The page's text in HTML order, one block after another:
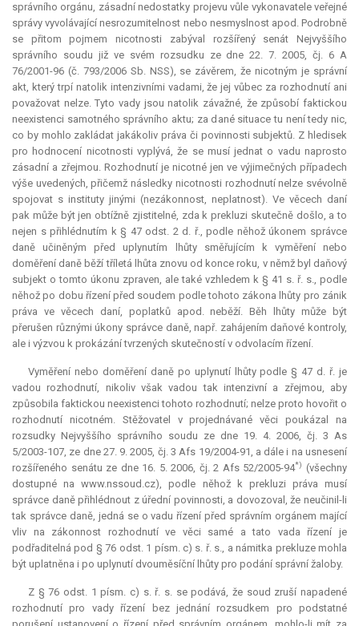
správního orgánu, zásadní nedostatky projevu vůle vykonavatele veřejné
správy vyvolávající nesrozumitelnost nebo nesmyslnost apod. Podrobně
se přitom pojmem nicotnosti zabýval rozšířený senát Nejvyššího
správního soudu již ve svém rozsudku ze dne 22. 7. 2005, čj. 6 A
76/2001-96 (č. 793/2006 Sb. NSS), se závěrem, že nicotným je správní
akt, který trpí natolik intenzivními vadami, že jej vůbec za rozhodnutí ani
považovat nelze. Tyto vady jsou natolik závažné, že způsobí faktickou
neexistenci samotného správního aktu; za dané situace tu není tedy nic,
co by mohlo zakládat jakákoliv práva či povinnosti subjektů. Z hledisek
pro hodnocení nicotnosti vyplývá, že se musí jednat o vadu naprosto
zásadní a zřejmou. Rozhodnutí je nicotné jen ve výjimečných případech
výše uvedených, přičemž následky nicotnosti rozhodnutí nelze svévolně
spojovat s instituty jinými (nezákonnost, neplatnost). Ve věcech daní
pak může být jen obtížně zjistitelné, zda k prekluzi skutečně došlo, a to
nejen s přihlédnutím k § 47 odst. 2 d. ř., podle něhož úkonem správce
daně učiněným před uplynutím lhůty směřujícím k vyměření nebo
doměření daně běží tříletá lhůta znovu od konce roku, v němž byl daňový
subjekt o tomto úkonu zpraven, ale také vzhledem k § 41 s. ř. s., podle
něhož po dobu řízení před soudem podle tohoto zákona lhůty pro zánik
práva ve věcech daní, poplatků apod. neběží. Běh lhůty může být
přerušen různými úkony správce daně, např. zahájením daňové kontroly,
ale i výzvou k prokázání tvrzených skutečností v odvolacím řízení.
Vyměření nebo doměření daně po uplynutí lhůty podle § 47 d. ř. je
vadou rozhodnutí, nikoliv však vadou tak intenzivní a zřejmou, aby
způsobila faktickou neexistenci tohoto rozhodnutí; nelze proto hovořit o
rozhodnutí nicotném. Stěžovatel v projednávané věci poukázal na
rozsudky Nejvyššího správního soudu ze dne 19. 4. 2006, čj. 3 As
5/2003-107, ze dne 27. 9. 2005, čj. 3 Afs 19/2004-91, a dále i na usnesení
rozšířeného senátu ze dne 16. 5. 2006, čj. 2 Afs 52/2005-94*)
(všechny
dostupné na www.nssoud.cz), podle něhož k prekluzi práva musí
správce daně přihlédnout z úřední povinnosti, a dovozoval, že neučinil-li
tak správce daně, jedná se o vadu řízení před správním orgánem mající
vliv na zákonnost rozhodnutí ve věci samé a tato vada řízení je
podřaditelná pod § 76 odst. 1 písm. c) s. ř. s., a námitka prekluzemohla
být uplatněna i po uplynutí dvouměsíční lhůty pro podání správní žaloby.
Z § 76 odst. 1 písm. c) s. ř. s. se podává, že soud zruší napadené
rozhodnutí pro vady řízení bez jednání rozsudkem pro podstatné